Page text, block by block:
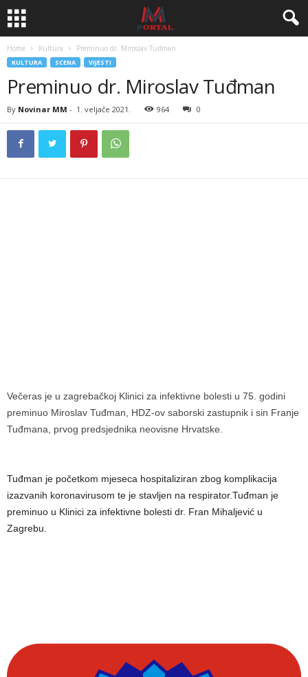
Home Kultura Preminuo dr. Miroslav Tuđman
KULTURA SCENA VIJESTI
Preminuo dr. Miroslav Tuđman
By Novinar MM - 1. veljače 2021. 964 0
Večeras je u zagrebačkoj Klinici za infektivne bolesti u 75. godini
preminuo Miroslav Tuđman, HDZ-ov saborski zastupnik i sin Franje
Tuđmana, prvog predsjednika neovisne Hrvatske.
Tuđman je početkom mjeseca hospitaliziran zbog komplikacija
izazvanih koronavirusom te je stavljen na respirator.Tuđman je
preminuo u Klinici za infektivne bolesti dr. Fran Mihaljević u
Zagrebu.